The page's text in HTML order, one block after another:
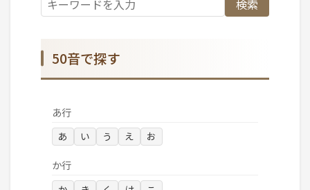
検索
50音で探す
あ行
あ い う え お
か行